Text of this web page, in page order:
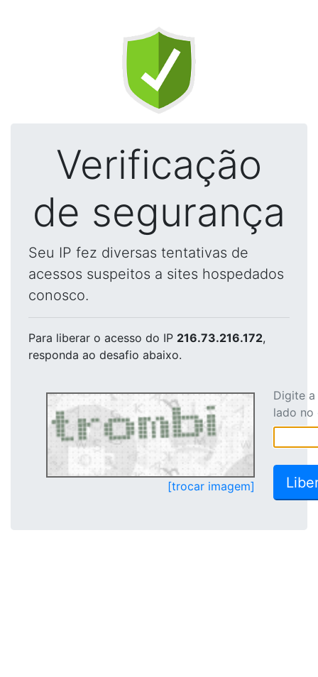
Verificação
de segurança
Seu IP fez diversas tentativas de
acessos suspeitos a sites hospedados
conosco.
Para liberar o acesso do IP 216.73.216.172,
responda ao desafio abaixo.
[trocar imagem]
Digite
lado no